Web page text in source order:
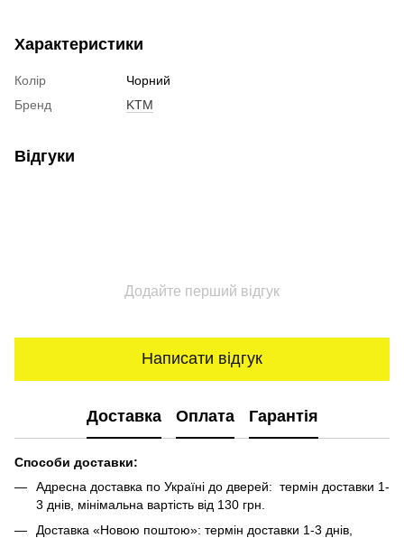
Характеристики
Колір
Чорний
Бренд
KTM
Відгуки
Додайте перший відгук
Написати відгук
Доставка Оплата Гарантія
Способи доставки:
Адресна доставка по Україні до дверей: термін доставки 1-
3 днів, мінімальна вартість від 130 грн.
Доставка «Новою поштою»: термін доставки 1-3 днів,